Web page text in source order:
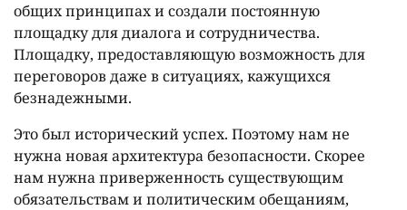
общих принципах и создали постоянную
площадку для диалога и сотрудничества.
Площадку, предоставляющую возможность для
переговоров даже в ситуациях, кажущихся
безнадежными.
Это был исторический успех. Поэтому нам не
нужна новая архитектура безопасности. Скорее
нам нужна приверженность существующим
обязательствам и политическим обещаниям,